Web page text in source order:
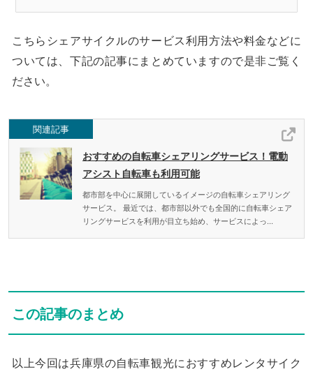
こちらシェアサイクルのサービス利用方法や料金などに
ついては、下記の記事にまとめていますので是非ご覧く
ださい。
関連記事
おすすめの自転車シェアリングサービス！電動
アシスト自転車も利用可能
都市部を中心に展開しているイメージの自転車シェアリング
サービス。 最近では、都市部以外でも全国的に自転車シェア
リングサービスを利用が目立ち始め、サービスによっ...
この記事のまとめ
以上今回は兵庫県の自転車観光におすすめレンタサイク